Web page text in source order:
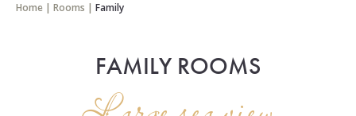
Home | Rooms | Family
FAMILY ROOMS